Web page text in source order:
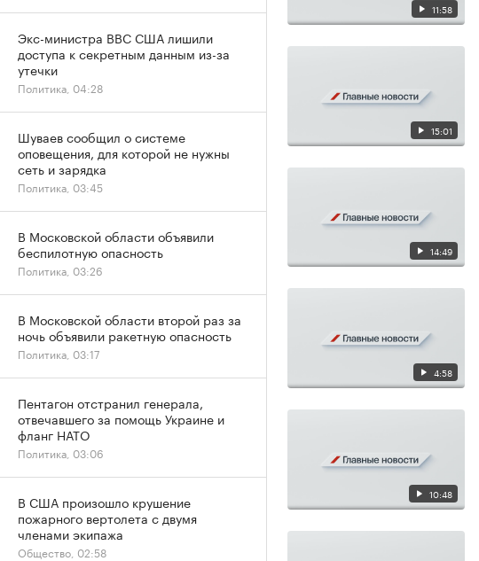
11:58
15:01
14:49
4:58
10:48
Экс-министра ВВС США лишили
доступа к секретным данным из-за
утечки
Политика, 04:28
Шуваев сообщил о системе
оповещения, для которой не нужны
сеть и зарядка
Политика, 03:45
В Московской области объявили
беспилотную опасность
Политика, 03:26
В Московской области второй раз за
ночь объявили ракетную опасность
Политика, 03:17
Пентагон отстранил генерала,
отвечавшего за помощь Украине и
фланг НАТО
Политика, 03:06
В США произошло крушение
пожарного вертолета с двумя
членами экипажа
Общество, 02:58